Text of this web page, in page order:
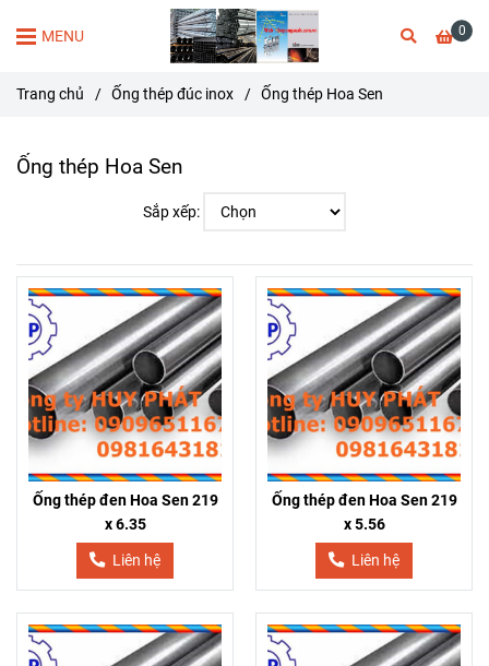
0
MENU
Trang chủ / Ống thép đúc inox / Ống thép Hoa Sen
Ống thép Hoa Sen
Sắp xếp:
Ống thép đen Hoa Sen 219
x 6.35
Liên hệ
Ống thép đen Hoa Sen 219
x 5.56
Liên hệ